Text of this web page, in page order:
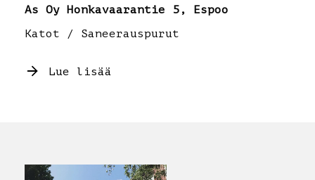
As Oy Honkavaarantie 5, Espoo
Katot / Saneerauspurut
Lue lisää